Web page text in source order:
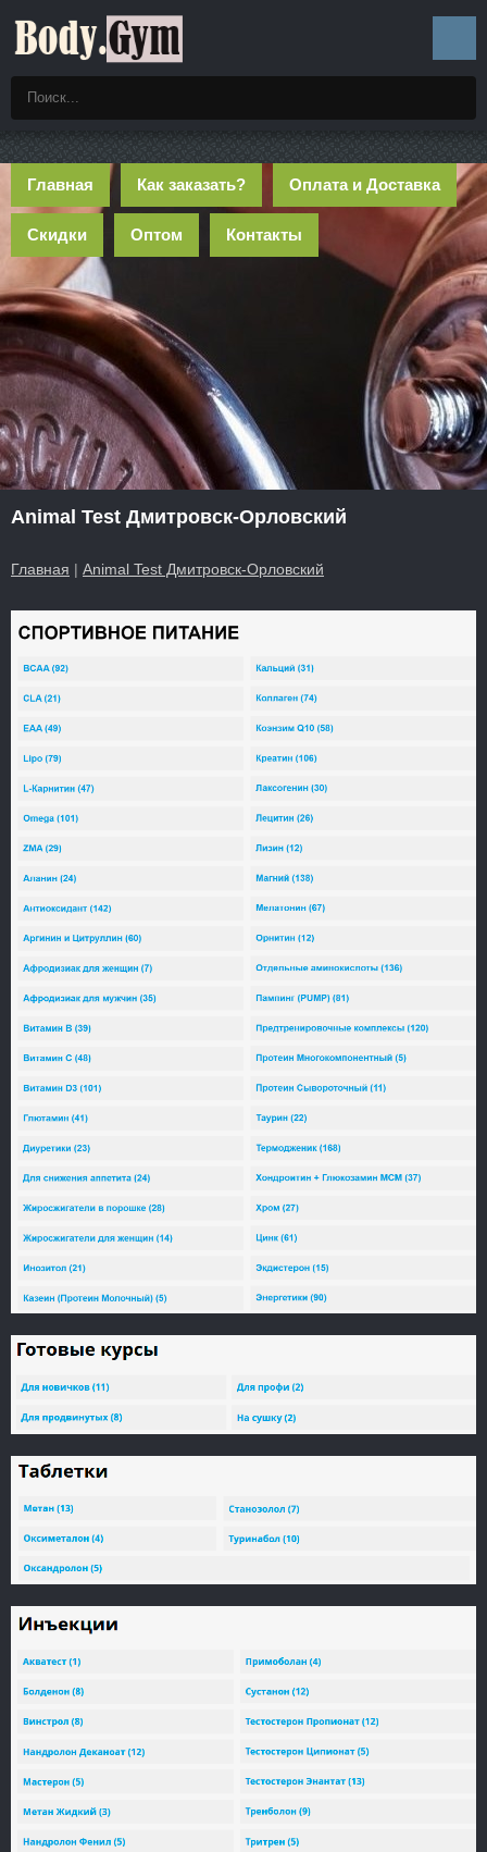
Главная Как заказать? Оплата и Доставка
Скидки Оптом Контакты
Animal Test Дмитровск-Орловский
Главная | Animal Test Дмитровск-Орловский